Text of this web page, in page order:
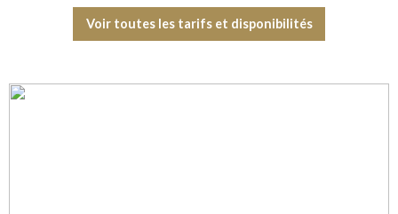
Voir toutes les tarifs et disponibilités